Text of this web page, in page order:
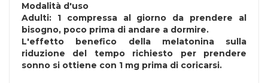
Modalità d'uso
Adulti: 1 compressa al giorno da prendere al
bisogno, poco prima di andare a dormire.
L'effetto benefico della melatonina sulla
riduzione del tempo richiesto per prendere
sonno si ottiene con 1 mg prima di coricarsi.